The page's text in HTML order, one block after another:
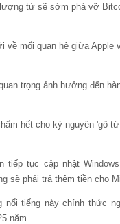
tử sẽ sớm phá vỡ
về mối quan hệ giữa Apple
trọng ảnh hưởng đến
hết cho kỷ nguyên 'gõ
tiếp tục cập nhật
sẽ phải trả thêm tiền cho
nổi tiếng này chính thức
năm